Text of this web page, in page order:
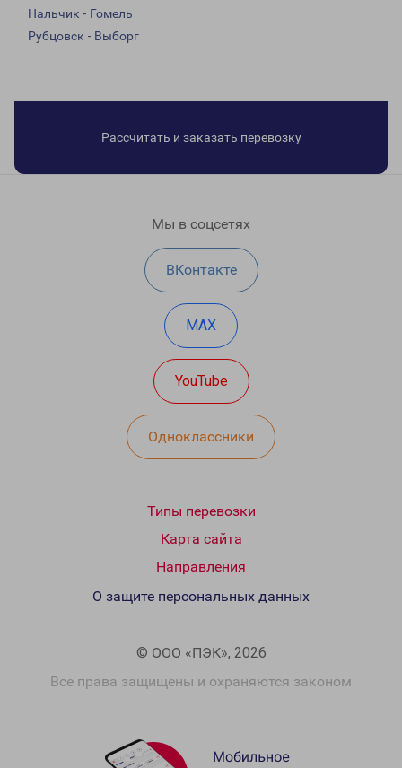
Нальчик - Гомель
Рубцовск - Выборг
Рассчитать и заказать перевозку
Мы в соцсетях
ВКонтакте
MAX
YouTube
Одноклассники
Типы перевозки
Карта сайта
Направления
© ООО «ПЭК», 2026
Все права защищены и охраняются законом
О защите персональных данных